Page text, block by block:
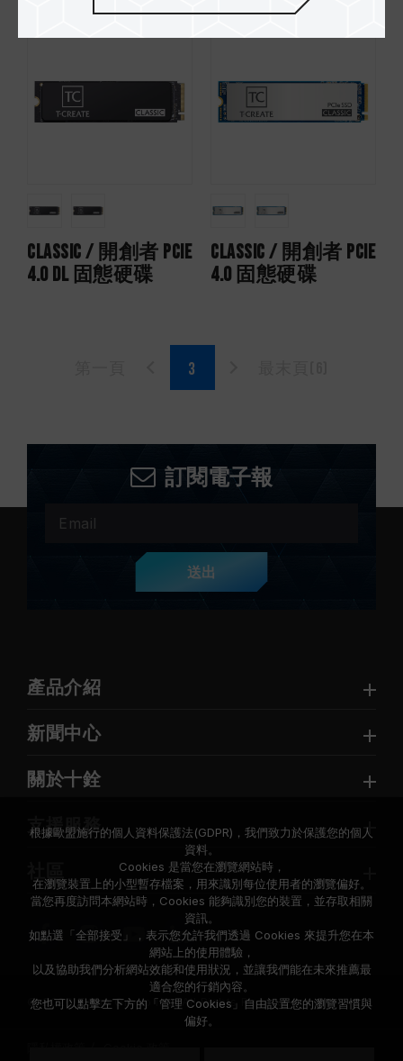
CLASSIC / 開創者 PCIe
4.0 DL 固態硬碟
CLASSIC / 開創者 PCIe
4.0 固態硬碟
訂閱電子報
送出
產品介紹
新聞中心
關於十銓
支援服務
© 2026 Team Group Inc. All Rights Reserved.
根據歐盟施行的個人資料保護法(GDPR)，我們致力於保護您的個人
資料。
Cookies 是當您在瀏覽網站時，
在瀏覽裝置上的小型暫存檔案，用來識別每位使用者的瀏覽偏好。
當您再度訪問本網站時，Cookies 能夠識別您的裝置，並存取相關
資訊。
如點選「全部接受」，表示您允許我們透過 Cookies 來提升您在本
網站上的使用體驗，
以及協助我們分析網站效能和使用狀況，並讓我們能在未來推薦最
適合您的行銷內容。
您也可以點擊左下方的「管理 Cookies」自由設置您的瀏覽習慣與
偏好。